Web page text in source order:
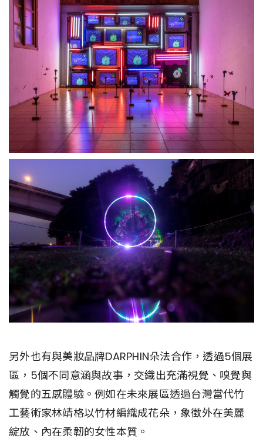
另外也有與美妝品牌DARPHIN朵法合作，透過5個展
區，5個不同意涵與故事，交織出充滿視覺、嗅覺與
觸覺的五感體驗。例如在未來展區透過台灣當代竹
工藝術家林靖格以竹材編織成花朵，象徵外在美麗
綻放、內在柔韌的女性本質。